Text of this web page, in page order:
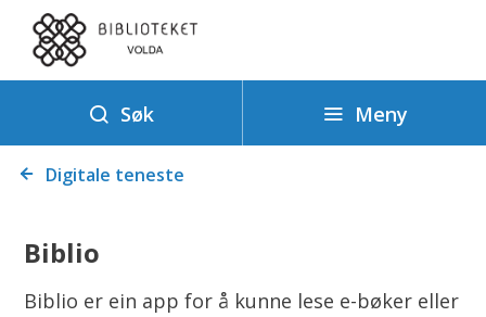
B
b
i
Søk Meny
Du Digitale teneste
Biblio
Biblio er ein app for å kunne lese e-bøker eller